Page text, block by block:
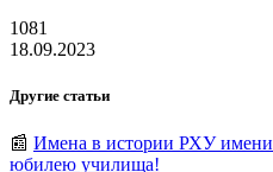
1081
18.09.2023
Другие статьи
📰 Имена в истории РХУ
юбилею училища!